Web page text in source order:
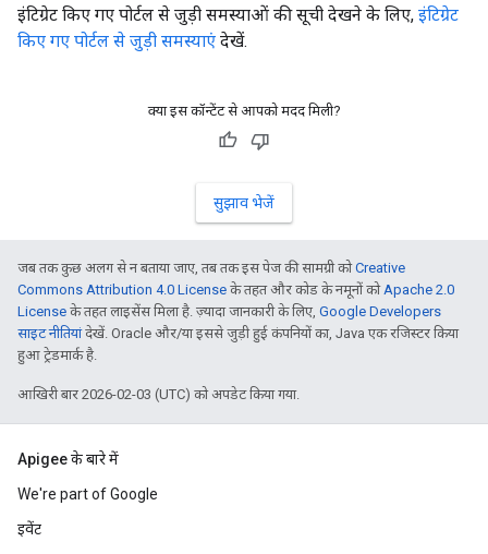
इंटिग्रेट किए गए पोर्टल से जुड़ी समस्याओं की सूची देखने के लिए, इंटिग्रेट
किए गए पोर्टल से जुड़ी समस्याएं देखें.
क्या इस कॉन्टेंट से आपको मदद मिली?
सुझाव भेजें
जब तक कुछ अलग से न बताया जाए, तब तक इस पेज की सामग्री कोCreative
Commons Attribution 4.0 License के तहत और कोड के नमूनों कोApache 2.0
License के तहत लाइसेंस मिला है. ज़्यादा जानकारी के लिए, Google Developers
साइट नीतियांदेखें. Oracle और/या इससे जुड़ी हुई कंपनियों का, Java एक रजिस्टर किया
हुआ ट्रेडमार्क है.
आखिरी बार 2026-02-03 (UTC) को अपडेट किया गया.
Apigee के बारे में
We're part of Google
इवेंट